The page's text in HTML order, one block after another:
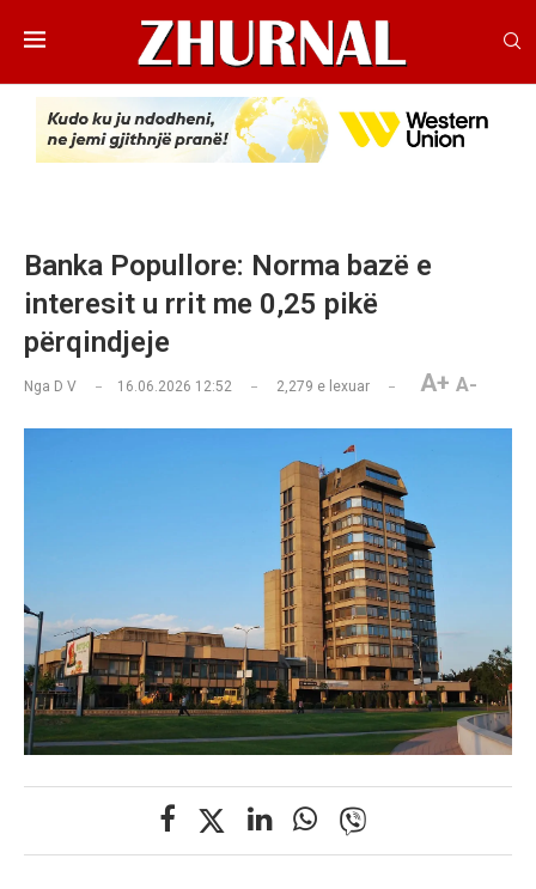
Banka Popullore: Norma bazë e
interesit u rrit me 0,25 pikë
përqindjeje
Nga D V 16.06.2026 12:52 2,279 e lexuar A+ A-